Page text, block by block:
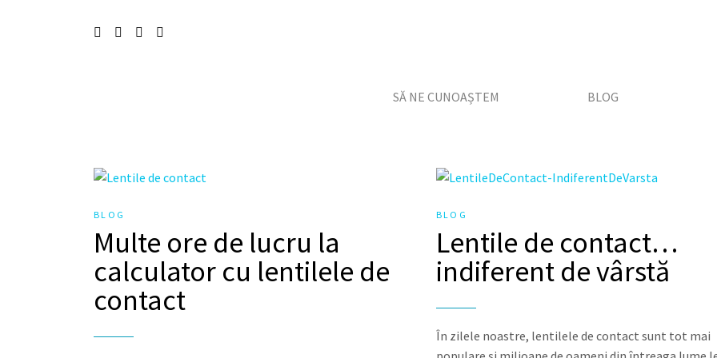
SĂ NE CUNOAȘTEM BLOG
BLOG
Multe ore de lucru la
calculator cu lentilele de
contact
BLOG
Lentile de contact…
indiferent de vârstă
În zilele noastre, lentilele de contact sunt tot mai